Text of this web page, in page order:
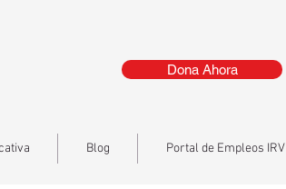
Dona Ahora
Blog Portal de Empleos IRV